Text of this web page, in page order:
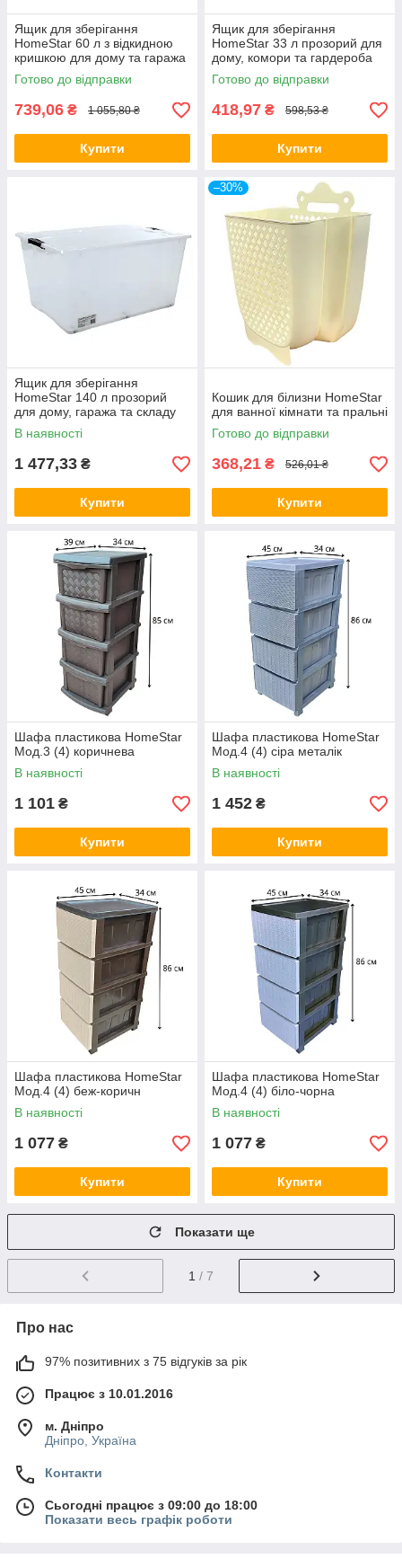
Ящик для зберігання
HomeStar 60 л з відкидною
кришкою для дому та гаража
Готово до відправки
739,06 ₴ 1 055,80 ₴
Купити
Ящик для зберігання
HomeStar 33 л прозорий для
дому, комори та гардероба
Готово до відправки
418,97 ₴ 598,53 ₴
Купити
Ящик для зберігання
HomeStar 140 л прозорий
для дому, гаража та складу
В наявності
1 477,33 ₴
Купити
–30%
Кошик для білизни HomeStar
для ванної кімнати та пральні
Готово до відправки
368,21 ₴ 526,01 ₴
Купити
Шафа пластикова HomeStar
Мод.3 (4) коричнева
В наявності
1 101 ₴
Купити
Шафа пластикова HomeStar
Мод.4 (4) сіра металік
В наявності
1 452 ₴
Купити
Шафа пластикова HomeStar
Мод.4 (4) беж-коричн
В наявності
1 077 ₴
Купити
Шафа пластикова HomeStar
Мод.4 (4) біло-чорна
В наявності
1 077 ₴
Купити
Показати ще
1 / 7
Про нас
97% позитивних з 75 відгуків за рік
Працює з 10.01.2016
м. Дніпро
Дніпро, Україна
Контакти
Сьогодні працює з 09:00 до 18:00
Показати весь графік роботи